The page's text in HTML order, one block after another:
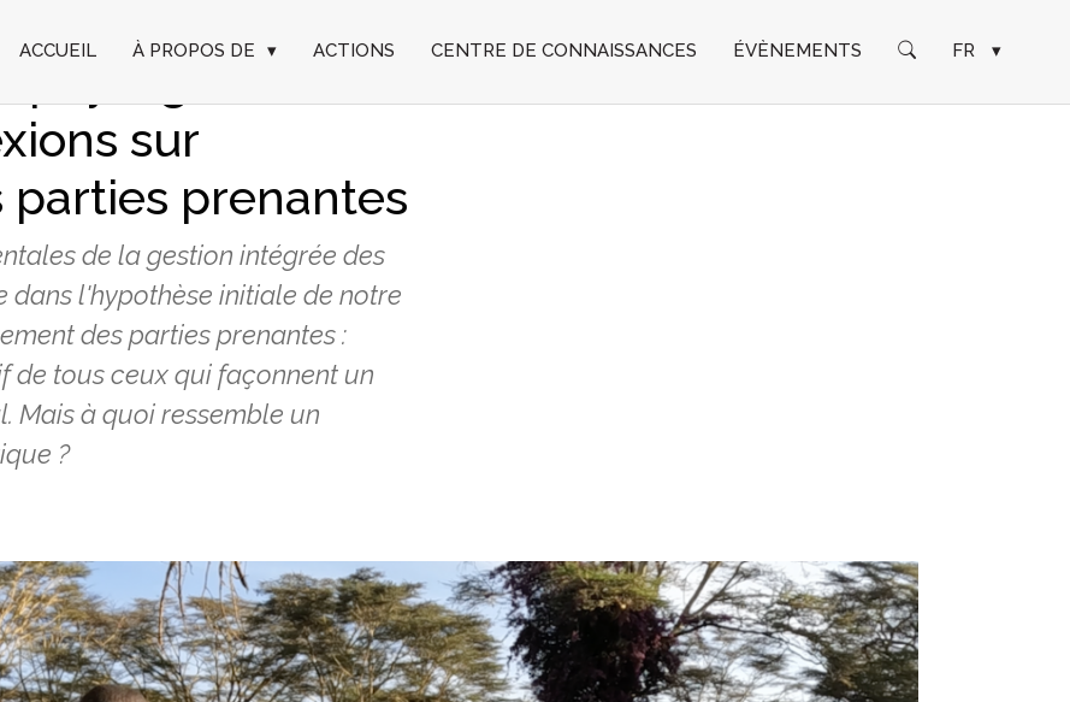
ACCUEIL À PROPOS DE ▾ ACTIONS CENTRE DE CONNAISSANCES ÉVÈNEMENTS FR ▾
sur
parties prenantes
de la gestion intégrée des
dans l'hypothèse initiale de notre
des parties prenantes :
de tous ceux qui façonnent un
Mais à quoi ressemble un
?